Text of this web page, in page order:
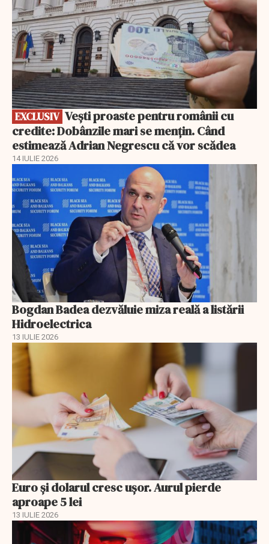
EXCLUSIV
credite: Dobânzile mari se mențin. Când
estimează Adrian Negrescu că vor scădea
14 IULIE 2026
Bogdan Badea dezvăluie miza reală a listării
Hidroelectrica
13 IULIE 2026
Euro și dolarul cresc ușor. Aurul pierde
aproape 5 lei
13 IULIE 2026